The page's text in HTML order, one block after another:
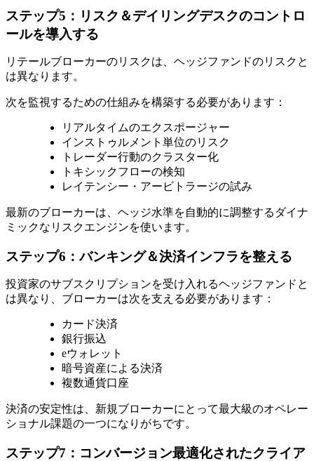
ステップ5：リスク＆デイリングデスクのコントロ
ールを導入する
リテールブローカーのリスクは、ヘッジファンドのリスクと
は異なります。
次を監視するための仕組みを構築する必要があります：
リアルタイムのエクスポージャー
インストゥルメント単位のリスク
トレーダー行動のクラスター化
トキシックフローの検知
レイテンシー・アービトラージの試み
最新のブローカーは、ヘッジ水準を自動的に調整するダイナ
ミックなリスクエンジンを使います。
ステップ6：バンキング＆決済インフラを整える
投資家のサブスクリプションを受け入れるヘッジファンドと
は異なり、ブローカーは次を支える必要があります：
カード決済
銀行振込
eウォレット
暗号資産による決済
複数通貨口座
決済の安定性は、新規ブローカーにとって最大級のオペレー
ショナル課題の一つになりがちです。
ステップ7：コンバージョン最適化されたクライア